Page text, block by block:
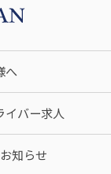
へ
イバー求人
お知らせ